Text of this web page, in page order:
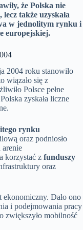
że Polska nie
także uzyskała
w jednolitym rynku i
europejskiej.
2004 roku stanowiło
wiązało się z
Polsce pełne
zyskała liczne
rynku
oraz podniosło
korzystać z funduszy
oraz
Dało ono
i podejmowania pracy
zwiększyło mobilność